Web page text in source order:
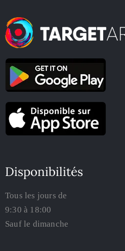
Disponibilités
Tous les jours de
9:30 à 18:00
Sauf le dimanche